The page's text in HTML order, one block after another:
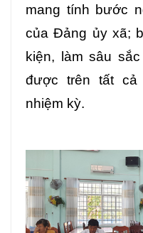
mang tính bước
của Đảng ủy xã;
kiện, làm sâu
được trên tất
nhiệm kỳ.